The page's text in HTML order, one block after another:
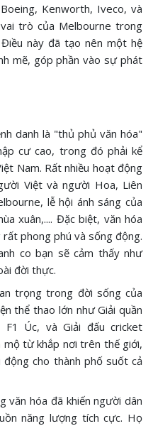
Kenworth, Iveco, và
trò của Melbourne trong
này đã tạo nên một hệ
mẽ, góp phần vào sự phát
danh là "thủ phủ văn hóa"
cư cao, trong đó phải kể
Nam. Rất nhiều hoạt động
Việt và người Hoa, Liên
lễ hội ánh sáng của
xuân,.... Đặc biệt, văn hóa
phong phú và sống động.
co bạn sẽ cảm thấy như
đời thực.
trọng trong đời sống của
thể thao lớn như Giải quần
Úc, và Giải đấu cricket
mộ từ khắp nơi trên thế giới,
cho thành phố suốt cả
văn hóa đã khiến người dân
năng lượng tích cực. Họ